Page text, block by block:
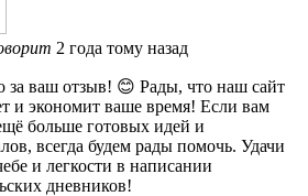
2 года тому назад
за ваш отзыв! 😊 Рады, что наш сайт
и экономит ваше время! Если вам
больше готовых идей и
всегда будем рады помочь. Удачи
и легкости в написании
дневников!